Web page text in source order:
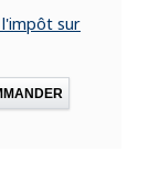
l'impôt sur